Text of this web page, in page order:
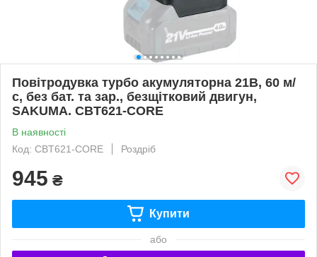
Повітродувка турбо акумуляторна 21В, 60 м/
с, без бат. та зар., безщітковий двигун,
SAKUMA. СBT621-CORE
В наявності
Код: СBT621-CORE
Роздріб
945 ₴
Купити
або